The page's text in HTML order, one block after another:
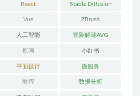
React Stable Diffusion
Vue ZBrush
人工智能 冒险解谜AVG
原画 小红书
平面设计 微服务
教程 数据分析